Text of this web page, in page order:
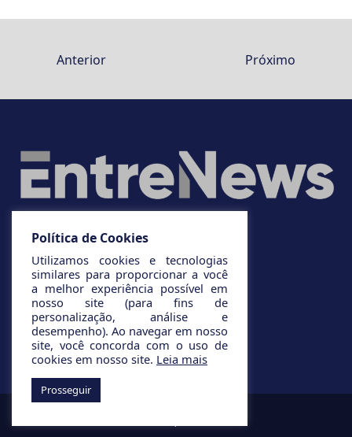
Anterior Próximo
Política de Cookies
Utilizamos cookies e tecnologias
similares para proporcionar a você
a melhor experiência possível em
nosso site (para fins de
personalização, análise e
desempenho). Ao navegar em nosso
site, você concorda com o uso de
cookies em nosso site. Leia mais
Prosseguir